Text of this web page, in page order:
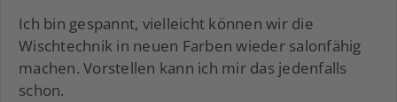
Ich bin gespannt, vielleicht können wir die
Wischtechnik in neuen Farben wieder salonfähig
machen. Vorstellen kann ich mir das jedenfalls
schon.